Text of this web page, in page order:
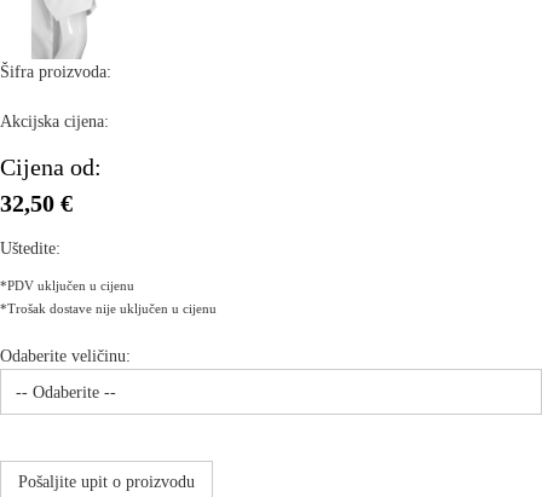
Šifra proizvoda:
Akcijska cijena:
Cijena od:
32,50 €
Uštedite:
*PDV uključen u cijenu
*Trošak dostave nije uključen u cijenu
Odaberite veličinu:
Pošaljite upit o proizvodu